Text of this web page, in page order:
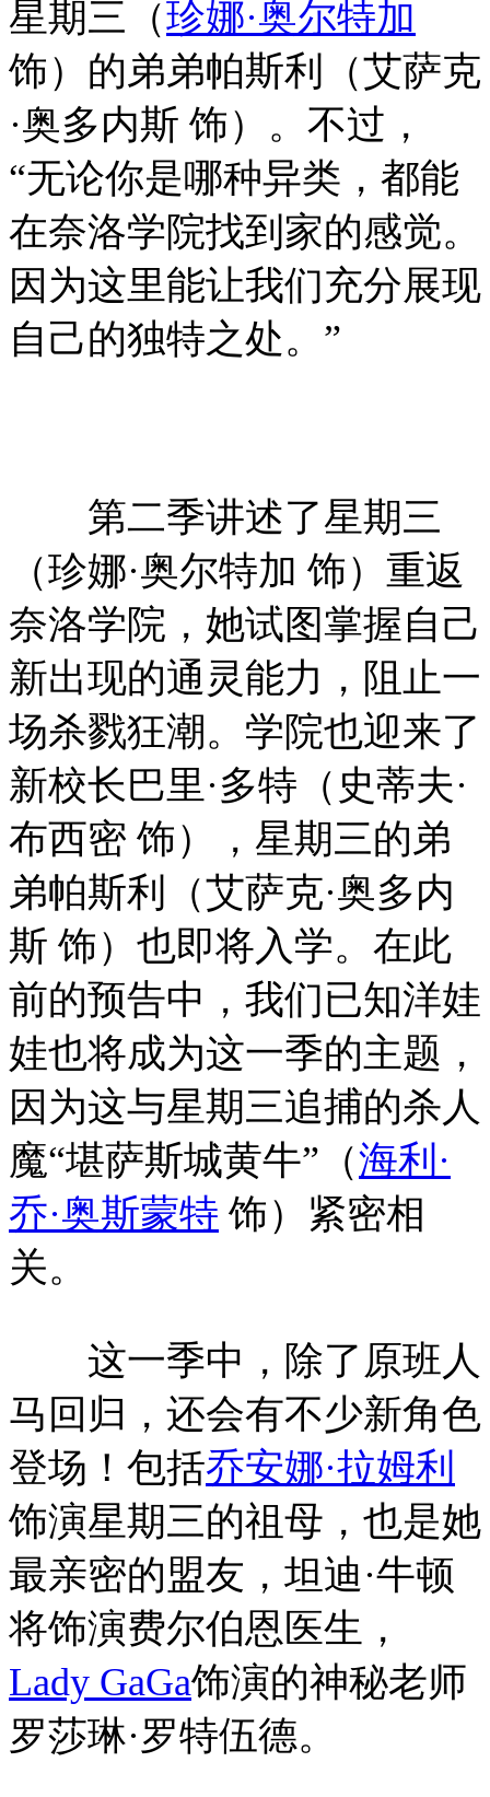
星期三（珍娜·奥尔特加
饰）的弟弟帕斯利（艾萨克
·奥多内斯 饰）。不过，
“无论你是哪种异类，都能
在奈洛学院找到家的感觉。
因为这里能让我们充分展现
自己的独特之处。”
第二季讲述了星期三
（珍娜·奥尔特加 饰）重返
奈洛学院，她试图掌握自己
新出现的通灵能力，阻止一
场杀戮狂潮。学院也迎来了
新校长巴里·多特（史蒂夫·
布西密 饰），星期三的弟
弟帕斯利（艾萨克·奥多内
斯 饰）也即将入学。在此
前的预告中，我们已知洋娃
娃也将成为这一季的主题，
因为这与星期三追捕的杀人
魔“堪萨斯城黄牛”（海利·
乔·奥斯蒙特 饰）紧密相
关。
这一季中，除了原班人
马回归，还会有不少新角色
登场！包括乔安娜·拉姆利
饰演星期三的祖母，也是她
最亲密的盟友，坦迪·牛顿
将饰演费尔伯恩医生，
Lady GaGa饰演的神秘老师
罗莎琳·罗特伍德。